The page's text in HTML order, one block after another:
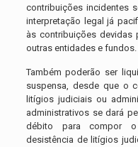
contribuições incidentes
interpretação legal já
às contribuições devidas
outras entidades e fundos.
Também poderão ser
suspensa, desde que o
litígios judiciais ou
administrativos se dará
débito para compor o
desistência de litígios